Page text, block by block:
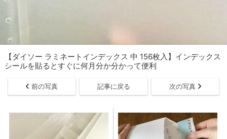
【ダイソー ラミネートインデックス 中 156枚入】インデックス
シールを貼るとすぐに何月分か分かって便利
前の写真 記事に戻る 次の写真